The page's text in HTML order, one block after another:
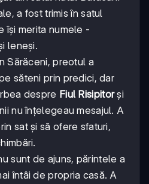
a fost trimis în satul
își merita numele -
leneși.
Sărăceni, preotul a
săteni prin predici, dar
despre Fiul Risipitorși
nu înțelegeau mesajul. A
sat și să ofere sfaturi,
sunt de ajuns, părintele a
întâi de propria casă. A